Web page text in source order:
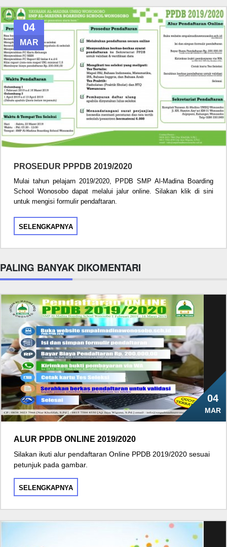
04
MAR
PROSEDUR PPPDB 2019/2020
Mulai tahun pelajarn 2019/2020, PPDB SMP Al-Madina Boarding
School Wonosobo dapat melalui jalur online. Silakan klik di sini
untuk mengisi formulir pendaftaran.
SELENGKAPNYA
PALING BANYAK DIKOMENTARI
04
MAR
ALUR PPDB ONLINE 2019/2020
Silakan ikuti alur pendaftaran Online PPDB 2019/2020 sesuai
petunjuk pada gambar.
SELENGKAPNYA